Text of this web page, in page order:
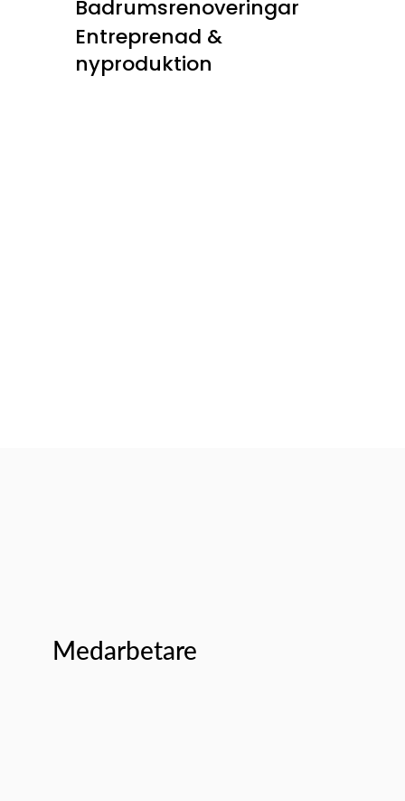
Badrumsrenoveringar
Entreprenad &
nyproduktion
Medarbetare